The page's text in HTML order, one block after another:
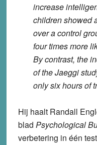
increase
children showed
over a control
four times more
By contrast, the
of the Jaeggi
only six hours of
Hij haalt Randall
blad Psychological
verbetering in één